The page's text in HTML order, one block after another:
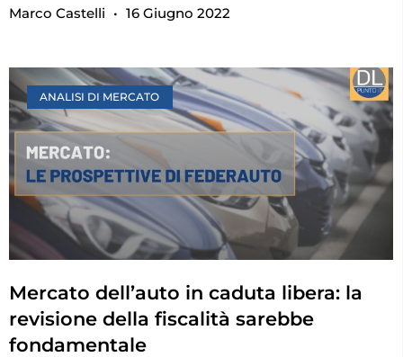
Marco Castelli 16 Giugno 2022
ANALISI DI MERCATO
Mercato dell’auto in caduta libera: la
revisione della fiscalità sarebbe
fondamentale